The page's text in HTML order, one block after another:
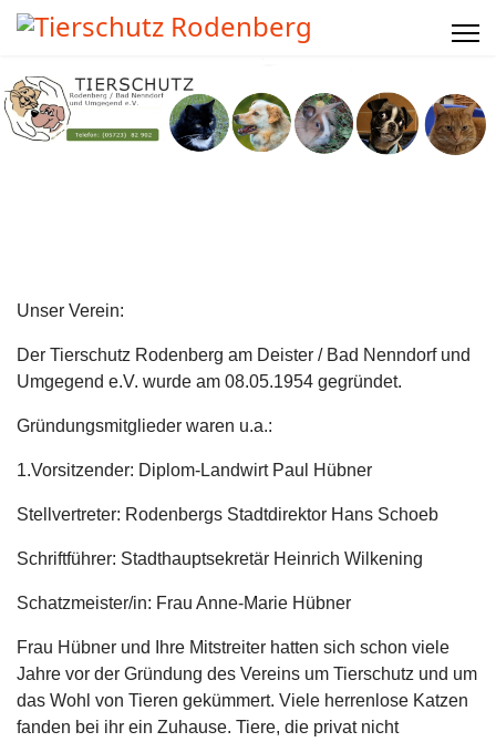
Unser Verein:
Der Tierschutz Rodenberg am Deister / Bad Nenndorf und
Umgegend e.V. wurde am 08.05.1954 gegründet.
Gründungsmitglieder waren u.a.:
1.Vorsitzender: Diplom-Landwirt Paul Hübner
Stellvertreter: Rodenbergs Stadtdirektor Hans Schoeb
Schriftführer: Stadthauptsekretär Heinrich Wilkening
Schatzmeister/in: Frau Anne-Marie Hübner
Frau Hübner und Ihre Mitstreiter hatten sich schon viele
Jahre vor der Gründung des Vereins um Tierschutz und um
das Wohl von Tieren gekümmert. Viele herrenlose Katzen
fanden bei ihr ein Zuhause. Tiere, die privat nicht